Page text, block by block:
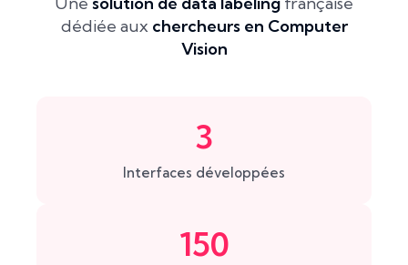
dédiée aux chercheurs en Computer
Vision
3
Interfaces développées
150